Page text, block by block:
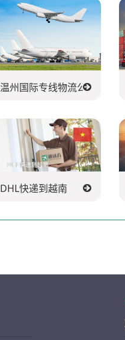
温州国际专线物流公司
DHL快递到越南